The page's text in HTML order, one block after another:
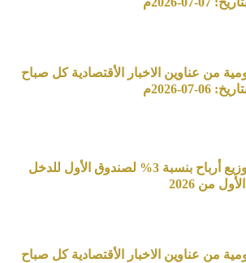
من عناوين الاخبار الأقتصادية كل صباح
2026م
الأول كابيتال تعلن توزيع أرباح بنسبة 3% لصندوق الأول للدخل
من 2026
من عناوين الاخبار الأقتصادية كل صباح